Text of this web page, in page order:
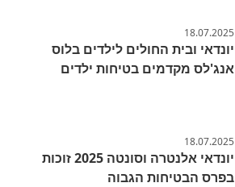
18.07.2025
יונדאי ובית החולים לילדים בלוס
אנג'לס מקדמים בטיחות ילדים
18.07.2025
יונדאי אלנטרה וסונטה 2025 זוכות
בפרס הבטיחות הגבוה